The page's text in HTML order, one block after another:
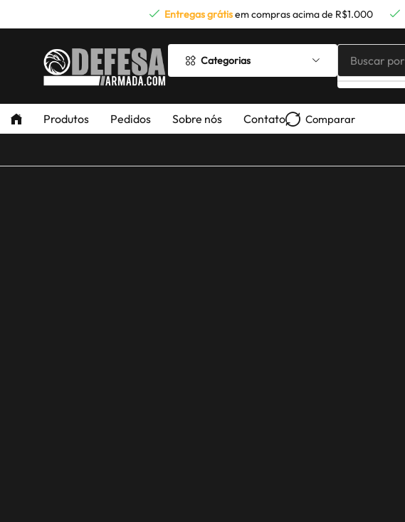
Entregas grátisem compras acima de R$1.000
Categorias Buscar por
Produtos Pedidos Sobre nós Contato Comparar